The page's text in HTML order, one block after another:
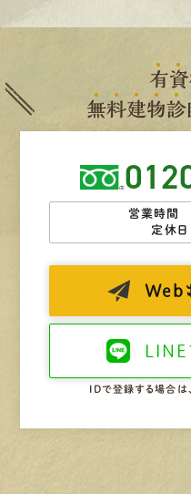
有資
無料建物診
営業時間
定休
Web
LINE
IDで登録する場合